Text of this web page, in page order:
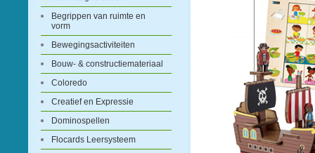
Begrippen van ruimte en
vorm
Bewegingsactiviteiten
Bouw- & constructiemateriaal
Coloredo
Creatief en Expressie
Dominospellen
Flocards Leersysteem